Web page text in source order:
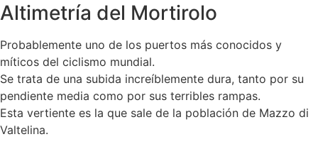
Altimetría del Mortirolo
Probablemente uno de los puertos más conocidos y
míticos del ciclismo mundial.
Se trata de una subida increíblemente dura, tanto por su
pendiente media como por sus terribles rampas.
Esta vertiente es la que sale de la población de Mazzo di
Valtelina.